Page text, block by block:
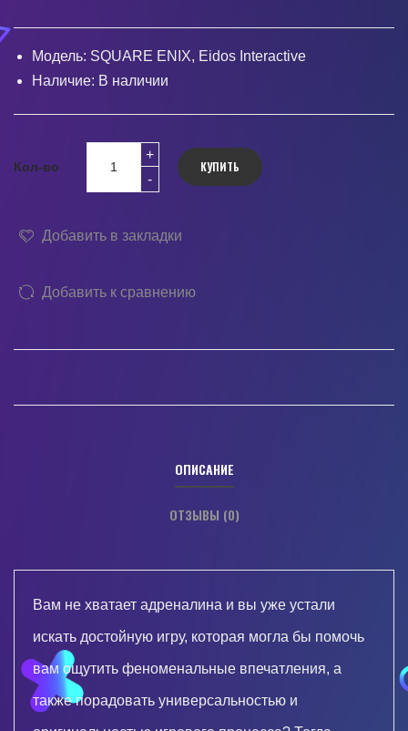
Модель: SQUARE ENIX, Eidos Interactive
Наличие: В наличии
Кол-во КУПИТЬ
Добавить в закладки
Добавить к сравнению
ОПИСАНИЕ
ОТЗЫВЫ (0)
Вам не хватает адреналина и вы уже устали
искать достойную игру, которая могла бы помочь
вам ощутить феноменальные впечатления, а
также порадовать универсальностью и